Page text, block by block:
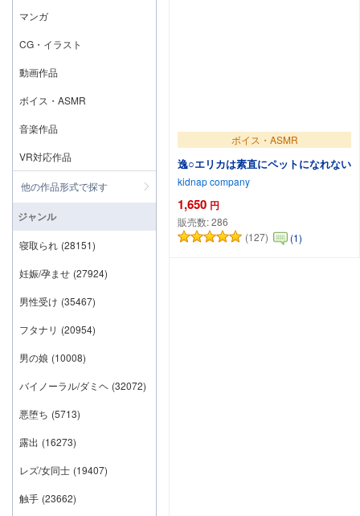
ボイス・ASMR
逸○エリカは素直にペットになれない
kidnap company
1,650 円
販売数:286
(127)
(1)
カートに追加
マンガ
CG・イラスト
動画作品
ボイス・ASMR
音楽作品
VR対応作品
他の作品形式で探す
ジャンル
寝取られ (28151)
妊娠/孕ませ (27924)
男性受け (35467)
フタナリ (20954)
男の娘 (10008)
バイノーラル/ダミヘ (32072)
悪堕ち (5713)
露出 (16273)
レズ/女同士 (19407)
触手 (23662)